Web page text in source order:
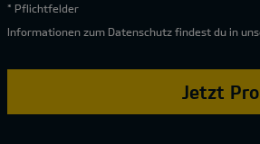
* Pflichtfelder
Informationen zum Datenschutz findest du in
Jetzt